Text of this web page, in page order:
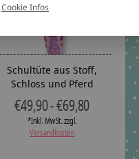
Schultüte aus Stoff,
Schloss und Pferd
€49,90 - €69,80
*Inkl. MwSt. zzgl.
Versandkosten
Cookie Infos